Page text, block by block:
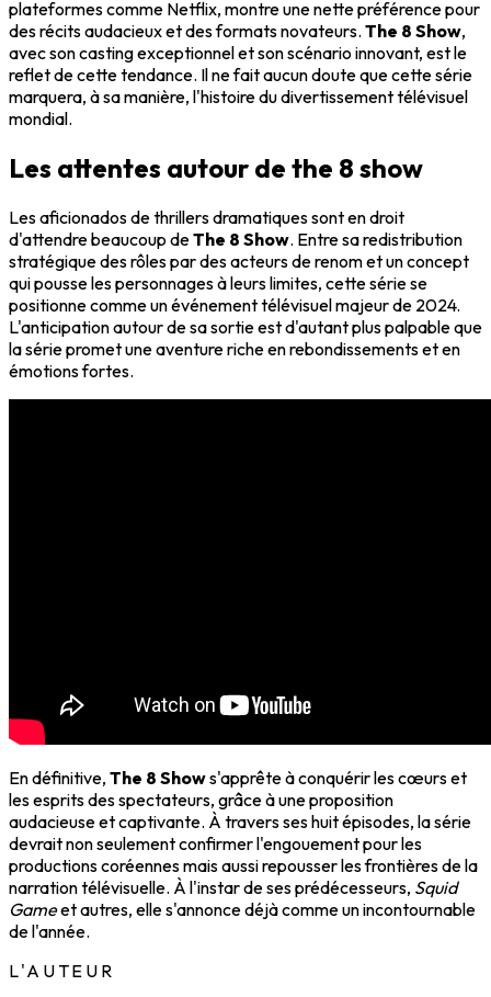
plateformes comme Netflix, montre une nette préférence pour
des récits audacieux et des formats novateurs. The 8 Show,
avec son casting exceptionnel et son scénario innovant, est le
reflet de cette tendance. Il ne fait aucun doute que cette série
marquera, à sa manière, l'histoire du divertissement télévisuel
mondial.
Les attentes autour de the 8 show
Les aficionados de thrillers dramatiques sont en droit
d'attendre beaucoup deThe 8 Show. Entre sa redistribution
stratégique des rôles par des acteurs de renom et un concept
qui pousse les personnages à leurs limites, cette série se
positionne comme un événement télévisuel majeur de 2024.
L'anticipation autour de sa sortie est d'autant plus palpable que
la série promet une aventure riche en rebondissements et en
émotions fortes.
En définitive, The 8 Shows'apprête à conquérir les cœurs et
les esprits des spectateurs, grâce à une proposition
audacieuse et captivante. À travers ses huit épisodes, la série
devrait non seulement confirmer l'engouement pour les
productions coréennes mais aussi repousser les frontières de la
narration télévisuelle. À l'instar de ses prédécesseurs, Squid
Gameet autres, elle s'annonce déjà comme un incontournable
de l'année.
L'AUTEUR